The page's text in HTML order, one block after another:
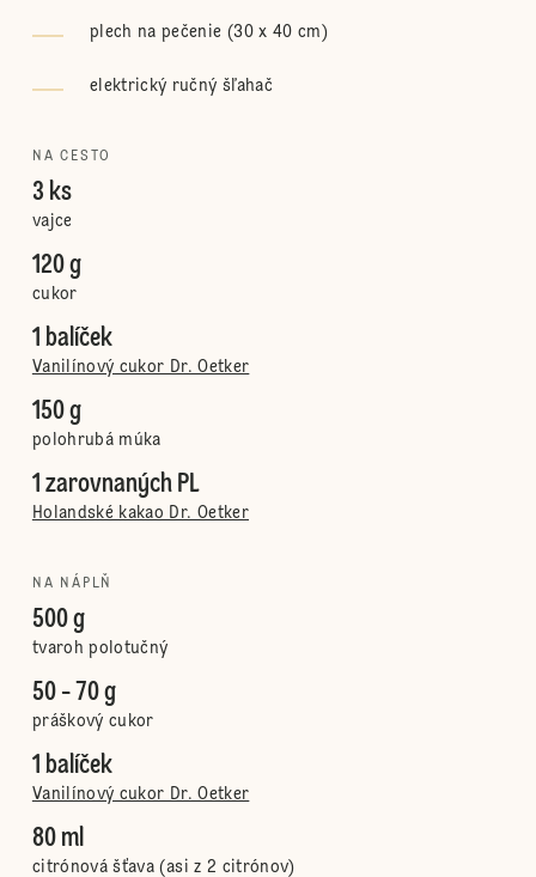
plech na pečenie (30 x 40 cm)
elektrický ručný šľahač
NA CESTO
3 ks
vajce
120 g
cukor
1 balíček
Vanilínový cukor Dr. Oetker
150 g
polohrubá múka
1 zarovnaných PL
Holandské kakao Dr. Oetker
NA NÁPLŇ
500 g
tvaroh polotučný
50 - 70 g
práškový cukor
1 balíček
Vanilínový cukor Dr. Oetker
80 ml
citrónová šťava (asi z 2 citrónov)